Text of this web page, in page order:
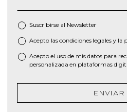
Suscribirse al Newsletter
* Acepto las condiciones legales y la
Acepto el uso de mis datos para
personalizada en plataformas
ENVIAR